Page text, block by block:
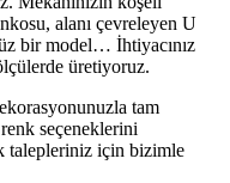
alanı çevreleyen U
bir model… İhtiyacınız
üretiyoruz.
tam
seçeneklerini
talepleriniz için bizimle